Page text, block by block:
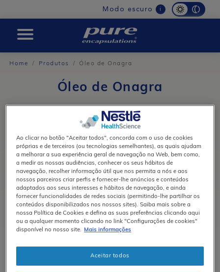
navigation
Modo escuro i
PURE
Home Produtos Óleo de Onagra
Óleo de Onagra
Mulher
Ao clicar no botão "Aceitar todos", concorda com o uso de cookies
próprias e de terceiros (ou tecnologias semelhantes), as quais ajudam
a melhorar a sua experiência geral de navegação na Web, bem como,
a medir as nossas audiências, conhecer os seus hábitos de
navegação, recolher informação útil que nos permita a nós e aos
nossos parceiros criar perfis e fornecer-lhe anúncios e conteúdos
adaptados aos seus interesses e hábitos de navegação, e ainda
fornecer funcionalidades de redes sociais (permitindo-lhe partilhar os
conteúdos disponibilizados nos nossos sites). Saiba mais sobre a
nossa Política de Cookies e defina as suas preferências clicando aqui
ou a qualquer momento clicando no link "Configurações de cookies"
disponível no nosso site.
Mais informações
Aceitar todos